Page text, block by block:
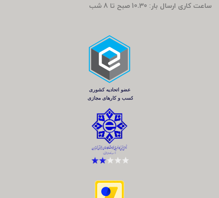
ساعت کاری ارسال بار: 10.30 صبح تا 8 شب